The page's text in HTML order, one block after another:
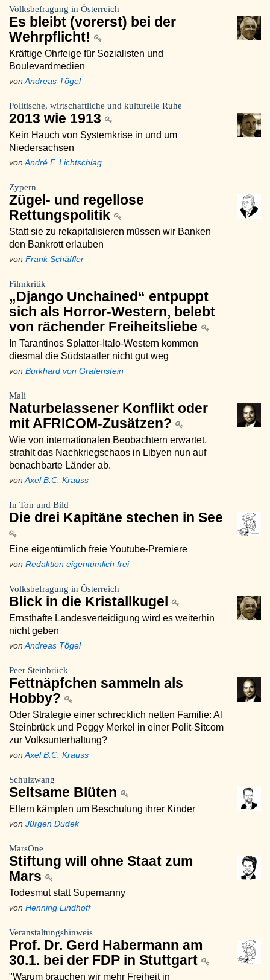
Volksbefragung in Österreich
Es bleibt (vorerst) bei der
Wehrpflicht!
Kräftige Ohrfeige für Sozialisten und
Boulevardmedien
von Andreas Tögel
Politische, wirtschaftliche und kulturelle Ruhe
2013 wie 1913
Kein Hauch von Systemkrise in und um
Niedersachsen
von André F. Lichtschlag
Zypern
Zügel- und regellose
Rettungspolitik
Statt sie zu rekapitalisieren müssen wir Banken
den Bankrott erlauben
von Frank Schäffler
Filmkritik
„Django Unchained“ entpuppt
sich als Horror-Western, belebt
von rächender Freiheitsliebe
In Tarantinos Splatter-Italo-Western kommen
diesmal die Südstaatler nicht gut weg
von Burkhard von Grafenstein
Mali
Naturbelassener Konflikt oder
mit AFRICOM-Zusätzen?
Wie von internationalen Beobachtern erwartet,
strahlt das Nachkriegschaos in Libyen nun auf
benachbarte Länder ab.
von Axel B.C. Krauss
In Ton und Bild
Die drei Kapitäne stechen in See
Eine eigentümlich freie Youtube-Premiere
von Redaktion eigentümlich frei
Volksbefragung in Österreich
Blick in die Kristallkugel
Ernsthafte Landesverteidigung wird es weiterhin
nicht geben
von Andreas Tögel
Peer Steinbrück
Fettnäpfchen sammeln als
Hobby?
Oder Strategie einer schrecklich netten Familie: Al
Steinbrück und Peggy Merkel in einer Polit-Sitcom
zur Volksunterhaltung?
von Axel B.C. Krauss
Schulzwang
Seltsame Blüten
Eltern kämpfen um Beschulung ihrer Kinder
von Jürgen Dudek
MarsOne
Stiftung will ohne Staat zum
Mars
Todesmut statt Supernanny
von Henning Lindhoff
Veranstaltungshinweis
Prof. Dr. Gerd Habermann am
30.1. bei der FDP in Stuttgart
"Warum brauchen wir mehr Freiheit in